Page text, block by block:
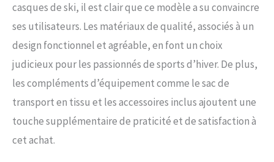
casques de ski, il est clair que ce modèle a su convaincre
ses utilisateurs. Les matériaux de qualité, associés à un
design fonctionnel et agréable, en font un choix
judicieux pour les passionnés de sports d’hiver. De plus,
les compléments d’équipement comme le sac de
transport en tissu et les accessoires inclus ajoutent une
touche supplémentaire de praticité et de satisfaction à
cet achat.